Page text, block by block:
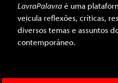
LavraPalavraé uma
veicula reflexões, críticas,
diversos temas e assuntos
contemporâneo.